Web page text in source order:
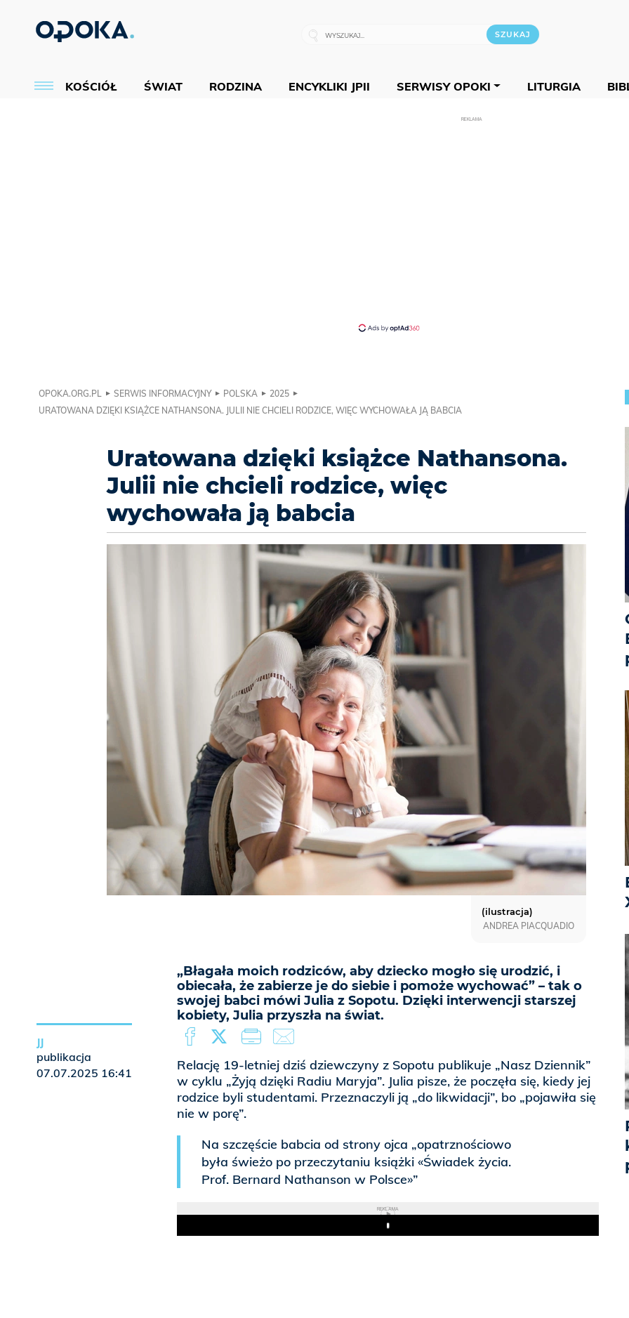
KOŚCIÓŁ ŚWIAT RODZINA ENCYKLIKI JPII SERWISY OPOKI LITURGIA
REKLAMA
OPOKA.ORG.PL SERWIS INFORMACYJNY POLSKA
2025
URATOWANA DZIĘKI KSIĄŻCE NATHANSONA. JULII NIE CHCIELI RODZICE, WIĘC WYCHOWAŁA JĄ BABCIA
Uratowana dzięki książce Nathansona.
Julii nie chcieli rodzice, więc
wychowała ją babcia
„Błagała moich rodziców, aby dziecko mogło się urodzić, i
obiecała, że zabierze je do siebie i pomoże wychować” – tak o
swojej babci mówi Julia z Sopotu. Dzięki interwencji starszej
kobiety, Julia przyszła na świat.
(ilustracja)
ANDREA PIACQUADIO
Relację 19-letniej dziś dziewczyny z Sopotu publikuje „Nasz Dziennik”
w cyklu „Żyją dzięki Radiu Maryja”. Julia pisze, że poczęła się, kiedy jej
rodzice byli studentami. Przeznaczyli ją „do likwidacji”, bo „pojawiła się
nie w porę”.
Na szczęście babcia od strony ojca „opatrznościowo
była świeżo po przeczytaniu książki «Świadek życia.
Prof. Bernard Nathanson w Polsce»”
REKLAMA
Play
JJ
publikacja
07.07.2025 16:41